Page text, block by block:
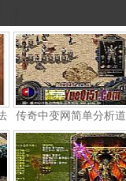
传奇中变网简单分析道